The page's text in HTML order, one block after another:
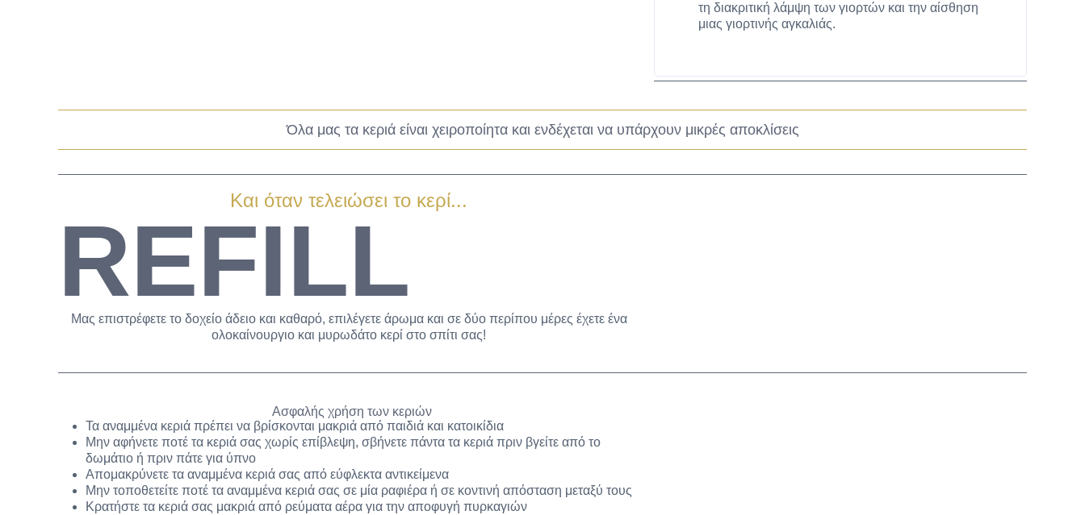
τη διακριτική λάμψη των γιορτών και την αίσθηση
μιας γιορτινής αγκαλιάς.
Όλα μας τα κεριά είναι χειροποίητα και ενδέχεται να υπάρχουν μικρές αποκλίσεις
Και όταν τελειώσει το κερί...
REFILL
Μας επιστρέφετε το δοχείο άδειο και καθαρό, επιλέγετε άρωμα και σε δύο περίπου μέρες έχετε ένα
ολοκαίνουργιο και μυρωδάτο κερί στο σπίτι σας!
Ασφαλής χρήση των κεριών
Τα αναμμένα κεριά πρέπει να βρίσκονται μακριά από παιδιά και κατοικίδια
Μην αφήνετε ποτέ τα κεριά σας χωρίς επίβλεψη, σβήνετε πάντα τα κεριά πριν βγείτε από το
δωμάτιο ή πριν πάτε για ύπνο
Απομακρύνετε τα αναμμένα κεριά σας από εύφλεκτα αντικείμενα
Μην τοποθετείτε ποτέ τα αναμμένα κεριά σας σε μία ραφιέρα ή σε κοντινή απόσταση μεταξύ τους
Κρατήστε τα κεριά σας μακριά από ρεύματα αέρα για την αποφυγή πυρκαγιών